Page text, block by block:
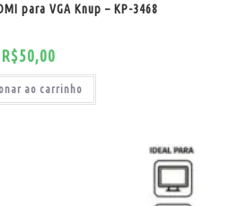
para VGA Knup – KP-3468
R$50,00
ao carrinho